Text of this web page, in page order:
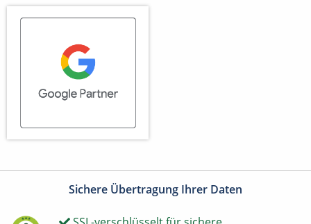
Sichere Übertragung Ihrer Daten